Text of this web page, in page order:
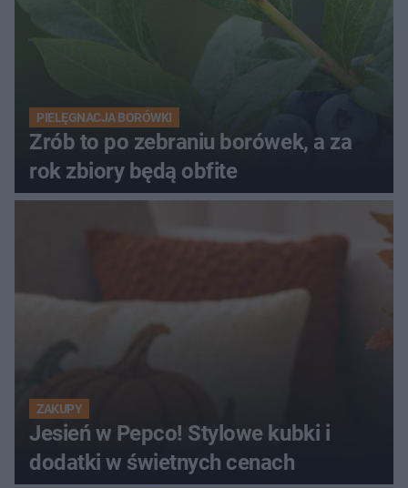
PIELĘGNACJA BORÓWKI
Zrób to po zebraniu borówek, a za
rok zbiory będą obfite
ZAKUPY
Jesień w Pepco! Stylowe kubki i
dodatki w świetnych cenach